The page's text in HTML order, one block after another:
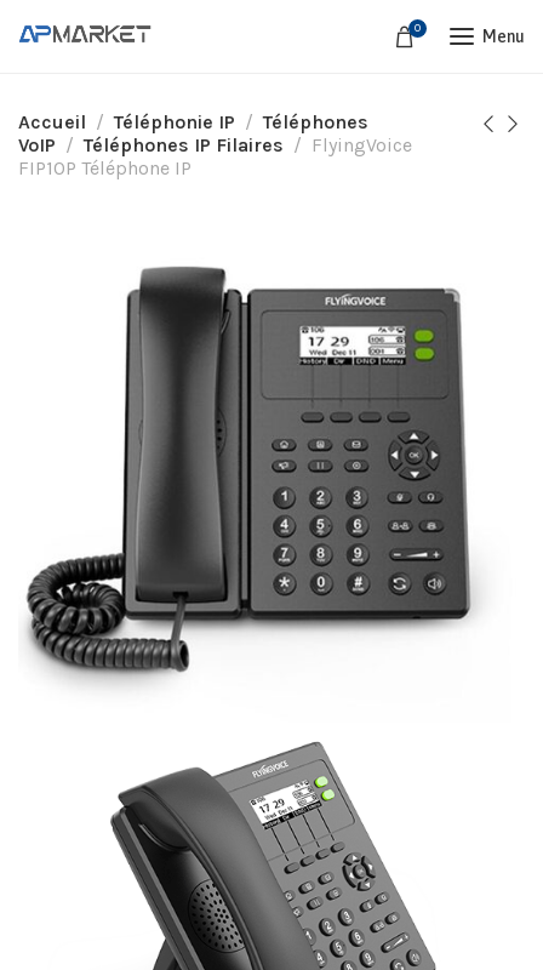
0 Menu
Accueil Téléphonie IP
Téléphones
VoIP
Téléphones IP Filaires
FlyingVoice
FIP10P Téléphone IP